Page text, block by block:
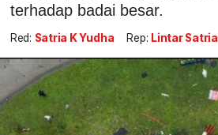
terhadap badai besar.
Red: Satria K Yudha Rep: Lintar Satria